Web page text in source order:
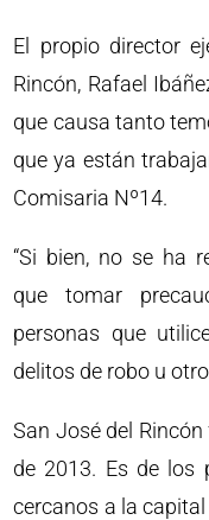
El propio director
Rincón, Rafael
que causa tanto
que ya están
Comisaria Nº14.
“Si bien, no se ha
que tomar
personas que
delitos de robo u
San José del
de 2013. Es de los
cercanos a la